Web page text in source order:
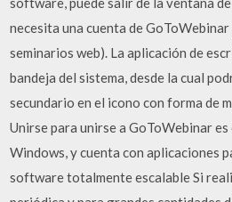
necesita una cuenta de
seminarios web). La aplicación de
bandeja del sistema, desde la cual
secundario en el icono con forma de
Unirse para unirse a GoToWebinar
Windows, y cuenta con aplicaciones
software totalmente escalable Si